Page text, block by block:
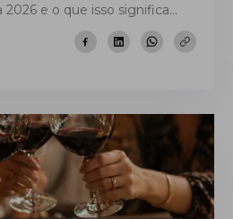
2026 e o que isso significa